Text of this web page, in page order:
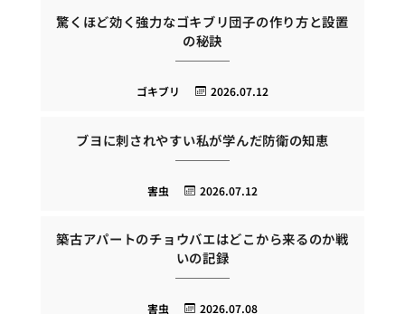
驚くほど効く強力なゴキブリ団子の作り方と設置
の秘訣
2026.07.12
ゴキブリ
ブヨに刺されやすい私が学んだ防衛の知恵
2026.07.12
害虫
築古アパートのチョウバエはどこから来るのか戦
いの記録
2026.07.08
害虫